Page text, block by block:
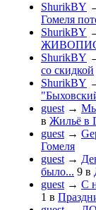
ShurikBY
Гомеля
ShurikBY
ShurikBY
со скидкой
ShurikBY
guest → Мы
в Жильё в
guest →
Гомеля
guest →
было... 9 в
guest → С
1 в